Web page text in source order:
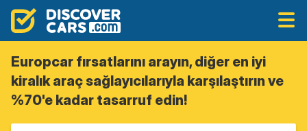
Europcar fırsatlarını arayın, diğer en iyi
kiralık araç sağlayıcılarıyla karşılaştırın ve
%70'e kadar tasarruf edin!